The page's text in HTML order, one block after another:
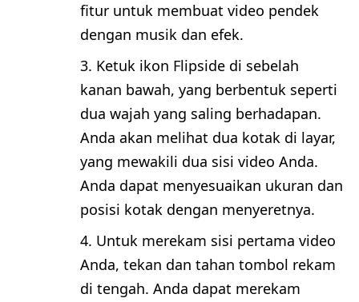
fitur untuk membuat video pendek
dengan musik dan efek.
Ketuk ikon Flipside di sebelah
kanan bawah, yang berbentuk seperti
dua wajah yang saling berhadapan.
Anda akan melihat dua kotak di layar,
yang mewakili dua sisi video Anda.
Anda dapat menyesuaikan ukuran dan
posisi kotak dengan menyeretnya.
Untuk merekam sisi pertama video
Anda, tekan dan tahan tombol rekam
di tengah. Anda dapat merekam